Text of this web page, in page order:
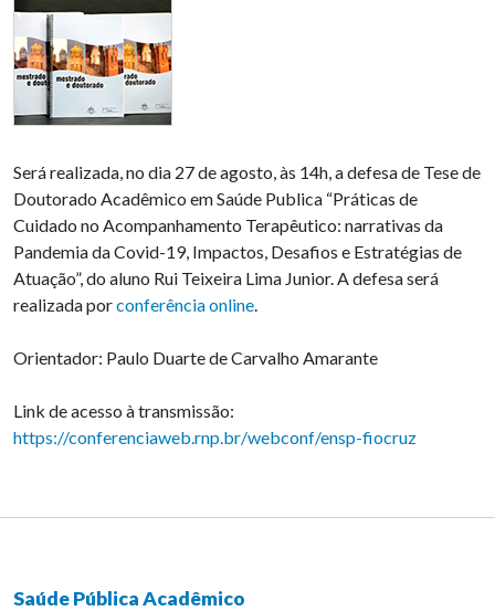
Será realizada, no dia 27 de agosto, às 14h, a defesa de Tese de
Doutorado Acadêmico em Saúde Publica “Práticas de
Cuidado no Acompanhamento Terapêutico: narrativas da
Pandemia da Covid-19, Impactos, Desafios e Estratégias de
Atuação”, do aluno Rui Teixeira Lima Junior. A defesa será
realizada porconferência online
Orientador: Paulo Duarte de Carvalho Amarante
Link de acesso à transmissão:
https://conferenciaweb.rnp.br/webconf/ensp-fiocruz
Saúde Pública Acadêmico